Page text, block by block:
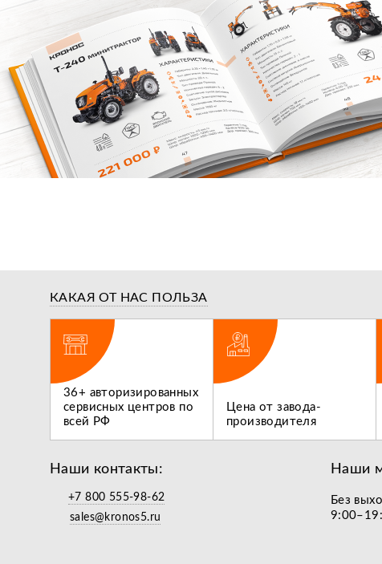
КАКАЯ ОТ НАС ПОЛЬЗА
36+ авторизированных
сервисных центров по
всей РФ
Цена от завода-
производителя
Наши контакты:
+7 800 555-98-62
sales@kronos5.ru
Наши
Без